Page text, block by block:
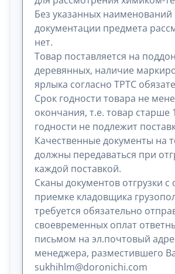
Без указанных наименований
документации предмета
нет.
Товар поставляется на
деревянных, наличие
ярлыка согласно ТРТС
Срок годности товара не
окончания, т.е. товар старше
годности не подлежит
Качественные документы на
должны передаваться при
каждой поставкой.
Сканы документов отгрузки с
приемке кладовщика
требуется обязательно
своевременных оплат
письмом на эл.почтовый
менеджера, разместившего
sukhihlm@doronichi.com